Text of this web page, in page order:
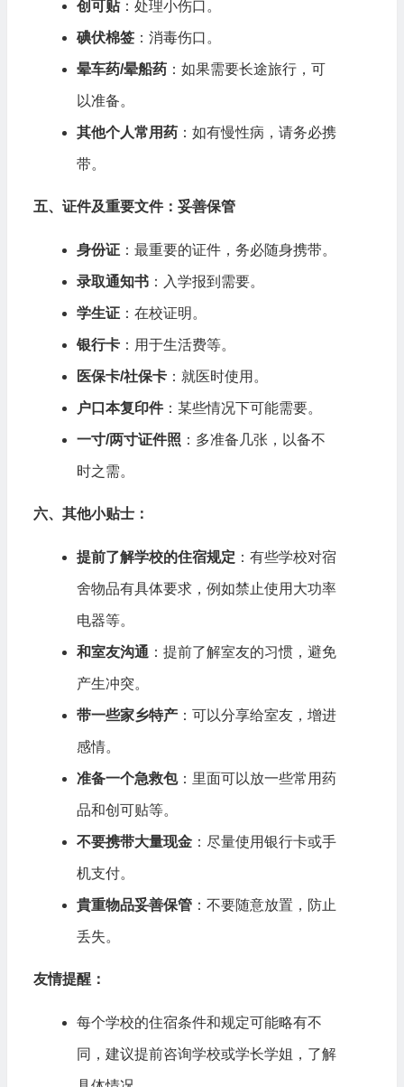
创可贴：处理小伤口。
碘伏棉签：消毒伤口。
晕车药/晕船药：如果需要长途旅行，可
以准备。
其他个人常用药：如有慢性病，请务必携
带。
五、证件及重要文件：妥善保管
身份证：最重要的证件，务必随身携带。
录取通知书：入学报到需要。
学生证：在校证明。
银行卡：用于生活费等。
医保卡/社保卡：就医时使用。
户口本复印件：某些情况下可能需要。
一寸/两寸证件照 ：多准备几张，以备不
时之需。
六、其他小贴士：
提前了解学校的住宿规定 ：有些学校对宿
舍物品有具体要求，例如禁止使用大功率
电器等。
和室友沟通 ：提前了解室友的习惯，避免
产生冲突。
带一些家乡特产：可以分享给室友，增进
感情。
准备一个急救包：里面可以放一些常用药
品和创可贴等。
不要携带大量现金：尽量使用银行卡或手
机支付。
貴重物品妥善保管：不要随意放置，防止
丢失。
友情提醒：
每个学校的住宿条件和规定可能略有不
同，建议提前咨询学校或学长学姐，了解